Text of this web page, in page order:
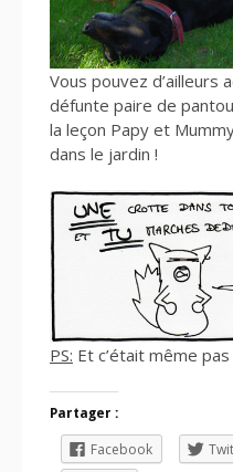
Vous pouvez d’ailleurs
défunte paire de
la leçon Papy et
dans le jardin !
PS: Et c’était même
Partager :
Facebook